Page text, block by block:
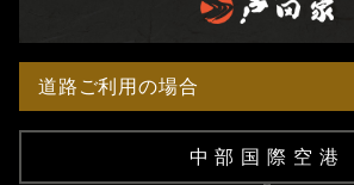
道路ご利用の場合
中部国際空港